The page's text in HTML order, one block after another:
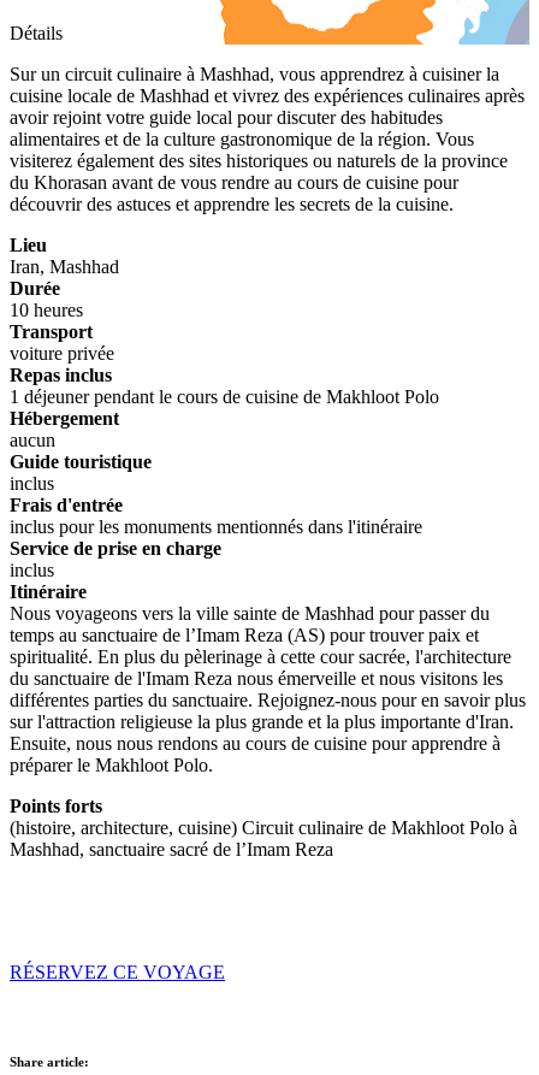
Détails
Sur un circuit culinaire à Mashhad, vous apprendrez à cuisiner la
cuisine locale de Mashhad et vivrez des expériences culinaires après
avoir rejoint votre guide local pour discuter des habitudes
alimentaires et de la culture gastronomique de la région. Vous
visiterez également des sites historiques ou naturels de la province
du Khorasan avant de vous rendre au cours de cuisine pour
découvrir des astuces et apprendre les secrets de la cuisine.
Lieu
Iran, Mashhad
Durée
10 heures
Transport
voiture privée
Repas inclus
1 déjeuner pendant le cours de cuisine de Makhloot Polo
Hébergement
aucun
Guide touristique
inclus
Frais d'entrée
inclus pour les monuments mentionnés dans l'itinéraire
Service de prise en charge
inclus
Itinéraire
Nous voyageons vers la ville sainte de Mashhad pour passer du
temps au sanctuaire de l’Imam Reza (AS) pour trouver paix et
spiritualité. En plus du pèlerinage à cette cour sacrée, l'architecture
du sanctuaire de l'Imam Reza nous émerveille et nous visitons les
différentes parties du sanctuaire. Rejoignez-nous pour en savoir plus
sur l'attraction religieuse la plus grande et la plus importante d'Iran.
Ensuite, nous nous rendons au cours de cuisine pour apprendre à
préparer le Makhloot Polo.
Points forts
(histoire, architecture, cuisine) Circuit culinaire de Makhloot Polo à
Mashhad, sanctuaire sacré de l’Imam Reza
RÉSERVEZ CE VOYAGE
Share article: